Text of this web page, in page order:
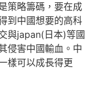
策略籌碼，要在成
到中國想要的高科
與japan(日本)等國
侵害中國輸血。中
樣可以成長得更